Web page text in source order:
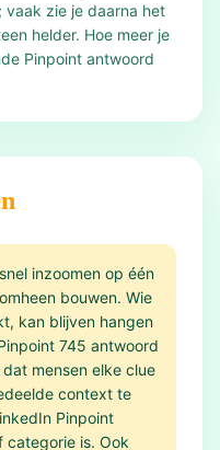
vaak zie je daarna het
helder. Hoe meer je
Pinpoint antwoord
inzoomen op één
bouwen. Wie
kan blijven hangen
745 antwoord
mensen elke clue
context te
Pinpoint
categorie is. Ook